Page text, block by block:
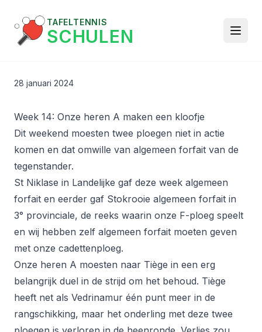
TAFELTENNIS
SCHULEN
28 januari 2024
Week 14: Onze heren A maken een kloofje
Dit weekend moesten twee ploegen niet in actie
komen en dat omwille van algemeen forfait van de
tegenstander.
St Niklase in Landelijke gaf deze week algemeen
forfait en eerder gaf Stokrooie algemeen forfait in
3° provinciale, de reeks waarin onze F-ploeg speelt
en wij hebben zelf algemeen forfait moeten geven
met onze cadettenploeg.
Onze heren A moesten naar Tiège in een erg
belangrijk duel in de strijd om het behoud. Tiège
heeft net als Vedrinamur één punt meer in de
rangschikking, maar het onderling met deze twee